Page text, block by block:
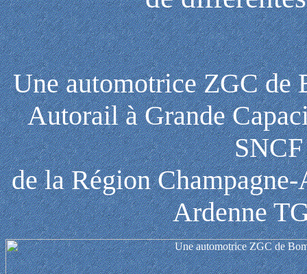
Une automotrice ZGC de
Autorail à Grande
de la Région
Ardenne